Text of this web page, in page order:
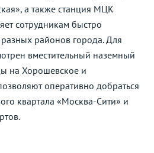
а также станция МЦК
сотрудникам быстро
районов города. Для
вместительный наземный
на Хорошевское и
оперативно добраться
квартала «Москва-Сити» и